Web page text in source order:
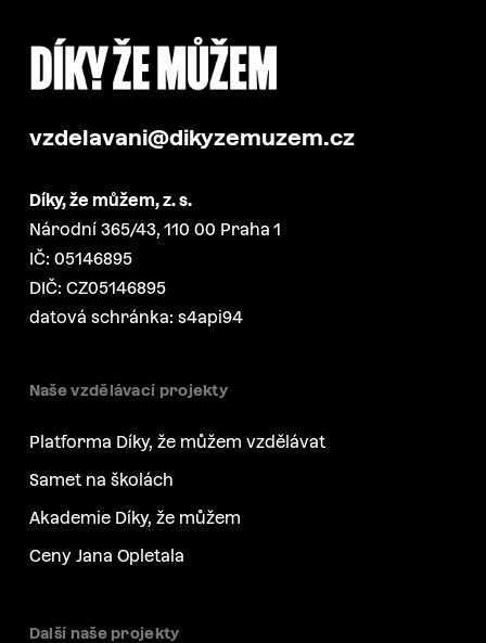
vzdelavani@dikyzemuzem.cz
Díky, že můžem, z. s.
Národní 365/43, 110 00 Praha 1
IČ: 05146895
DIČ: CZ05146895
datová schránka: s4api94
Naše vzdělávací projekty
Platforma Díky, že můžem vzdělávat
Samet na školách
Akademie Díky, že můžem
Ceny Jana Opletala
Další naše projekty